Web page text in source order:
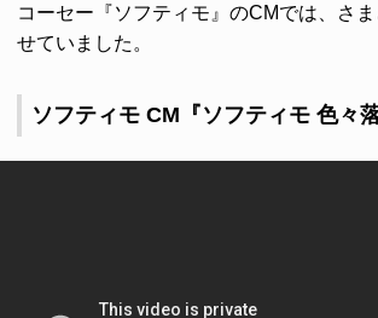
コーセー『ソフティモ』のCMでは、さ
せていました。
ソフティモ CM『ソフティモ 色々